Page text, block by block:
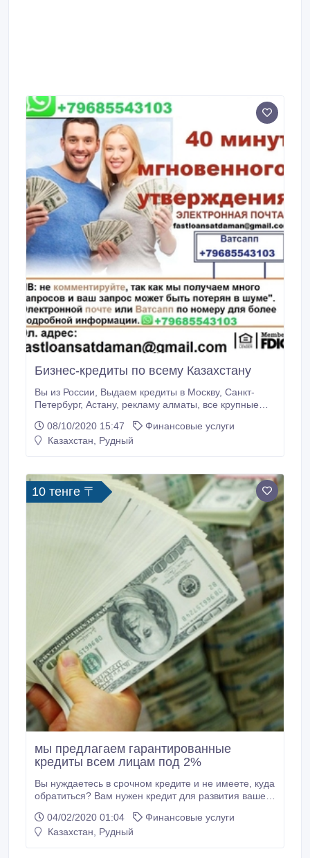
Бизнес-кредиты по всему Казахстану
Вы из России, Выдаем кредиты в Москву, Санкт-
Петербург, Астану, рекламу алматы, все крупные
сезон компания выдает ссуды только серьезным
клиентам, которым требуется одобрение кредита
08/10/2020 15:47
Финансовые услуги
Казахстан, Рудный
10 тенге 〒
мы предлагаем гарантированные
кредиты всем лицам под 2%
Вы нуждаетесь в срочном кредите и не имеете, куда
обратиться? Вам нужен кредит для развития вашего
высокими процентными ставками и ценными
бумагами? Если вы ищете способ очистить свои
04/02/2020 01:04
Финансовые услуги
Казахстан, Рудный